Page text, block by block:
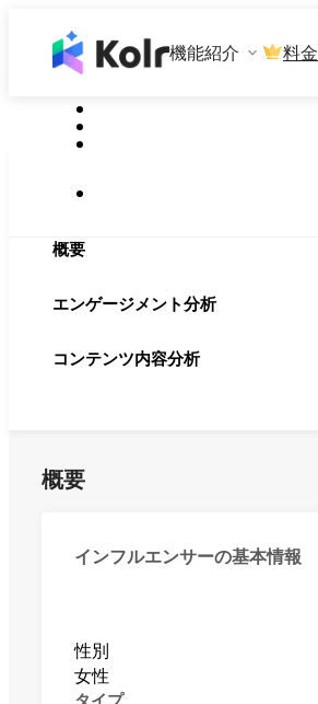
機能紹介 料金
概要
エンゲージメント分析
コンテンツ内容分析
概要
インフルエンサーの基本情報
性別
女性
タイプ